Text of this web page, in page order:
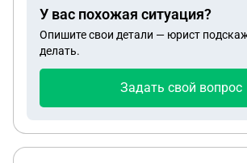
создали инструкцию, но весьма
можно использовать личные фото /
указанием сайта музея /
обязательным скрином плашки
бесплатно». Нейросети
не захотят). Соответственно, у нас в отделе сейчас
У вас похожая ситуация?
Опишите свои детали — юрист
делать.
Задать свой вопрос